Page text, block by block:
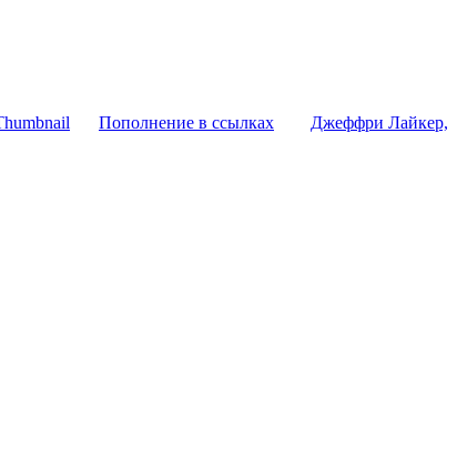
Пополнение в ссылках Джеффри Лайкер,